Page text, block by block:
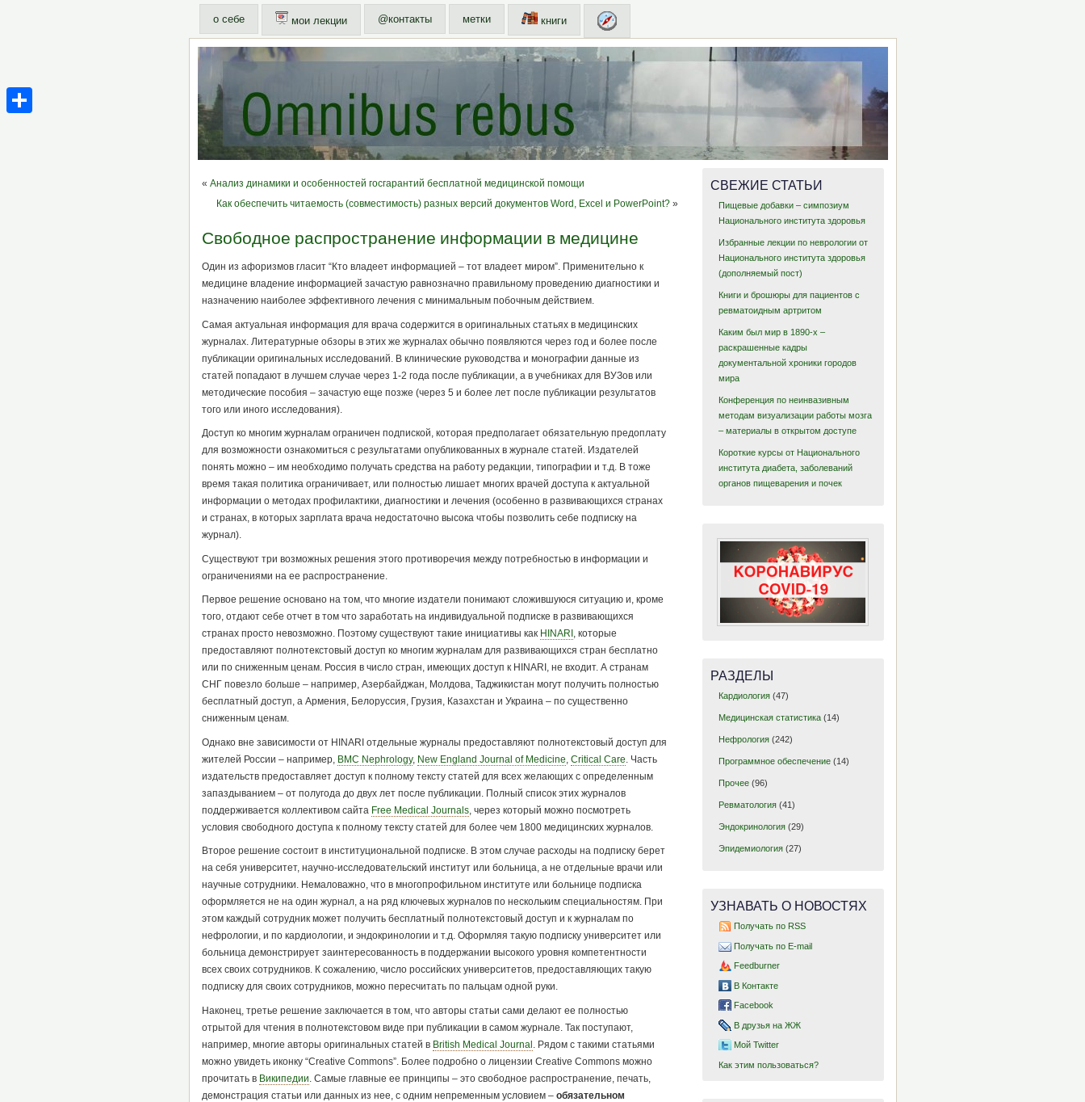
о себе мои лекции @контакты метки книги
« Анализ динамики и особенностей госгарантий бесплатной медицинской помощи
Как обеспечить читаемость (совместимость) разных версий документов Word, Excel и PowerPoint?»
Свободное распространение информации в медицине
Один из афоризмов гласит “Кто владеет информацией – тот владеет миром”. Применительно к
медицине владение информацией зачастую равнозначно правильному проведению диагностики и
назначению наиболее эффективного лечения с минимальным побочным действием.
Самая актуальная информация для врача содержится в оригинальных статьях в медицинских
журналах. Литературные обзоры в этих же журналах обычно появляются через год и более после
публикации оригинальных исследований. В клинические руководства и монографии данные из
статей попадают в лучшем случае через 1-2 года после публикации, а в учебниках для ВУЗов или
методические пособия – зачастую еще позже (через 5 и более лет после публикации результатов
того или иного исследования).
Доступ ко многим журналам ограничен подпиской, которая предполагает обязательную предоплату
для возможности ознакомиться с результатами опубликованных в журнале статей. Издателей
понять можно – им необходимо получать средства на работу редакции, типографии и т.д. В тоже
время такая политика ограничивает, или полностью лишает многих врачей доступа к актуальной
информации о методах профилактики, диагностики и лечения (особенно в развивающихся странах
и странах, в которых зарплата врача недостаточно высока чтобы позволить себе подписку на
журнал).
Существуют три возможных решения этого противоречия между потребностью в информации и
ограничениями на ее распространение.
Первое решение основано на том, что многие издатели понимают сложившуюся ситуацию и, кроме
того, отдают себе отчет в том что заработать на индивидуальной подписке в развивающихся
странах просто невозможно. Поэтому существуют такие инициативы как HINARI , которые
предоставляют полнотекстовый доступ ко многим журналам для развивающихся стран бесплатно
или по сниженным ценам. Россия в число стран, имеющих доступ к HINARI, не входит. А странам
СНГ повезло больше – например, Азербайджан, Молдова, Таджикистан могут получить полностью
бесплатный доступ, а Армения, Белоруссия, Грузия, Казахстан и Украина – по существенно
сниженным ценам.
Однако вне зависимости от HINARI отдельные журналы предоставляют полнотекстовый доступ для
жителей России – например, BMC Nephrology, New England Journal of Medicine, Critical Care. Часть
издательств предоставляет доступ к полному тексту статей для всех желающих с определенным
запаздыванием – от полугода до двух лет после публикации. Полный список этих журналов
поддерживается коллективом сайта Free Medical Journals, через который можно посмотреть
условия свободного доступа к полному тексту статей для более чем 1800 медицинских журналов.
Второе решение состоит в институциональной подписке. В этом случае расходы на подписку берет
на себя университет, научно-исследовательский институт или больница, а не отдельные врачи или
научные сотрудники. Немаловажно, что в многопрофильном институте или больнице подписка
оформляется не на один журнал, а на ряд ключевых журналов по нескольким специальностям. При
этом каждый сотрудник может получить бесплатный полнотекстовый доступ и к журналам по
нефрологии, и по кардиологии, и эндокринологии и т.д. Оформляя такую подписку университет или
больница демонстрирует заинтересованность в поддержании высокого уровня компетентности
всех своих сотрудников. К сожалению, число российских университетов, предоставляющих такую
подписку для своих сотрудников, можно пересчитать по пальцам одной руки.
Наконец, третье решение заключается в том, что авторы статьи сами делают ее полностью
отрытой для чтения в полнотекстовом виде при публикации в самом журнале. Так поступают,
например, многие авторы оригинальных статей в British Medical Journal. Рядом с такими статьями
можно увидеть иконку “Creative Commons”. Более подробно о лицензии Creative Commons можно
прочитать в Википедии. Самые главные ее принципы – это свободное распространение, печать,
демонстрация статьи или данных из нее, с одним непременным условием – обязательном
СВЕЖИЕ СТАТЬИ
Пищевые добавки – симпозиум
Национального института здоровья
Избранные лекции по неврологии от
Национального института здоровья
(дополняемый пост)
Книги и брошюры для пациентов с
ревматоидным артритом
Каким был мир в 1890-х –
раскрашенные кадры
документальной хроники городов
мира
Конференция по неинвазивным
методам визуализации работы мозга
– материалы в открытом доступе
Короткие курсы от Национального
института диабета, заболеваний
органов пищеварения и почек
РАЗДЕЛЫ
Кардиология (47)
Медицинская статистика (14)
Нефрология (242)
Программное обеспечение (14)
Прочее (96)
Ревматология (41)
Эндокринология (29)
Эпидемиология (27)
УЗНАВАТЬ О НОВОСТЯХ
Получать по RSS
Получать по E-mail
Feedburner
В Контакте
Facebook
В друзья на ЖЖ
Мой Twitter
Как этим пользоваться?